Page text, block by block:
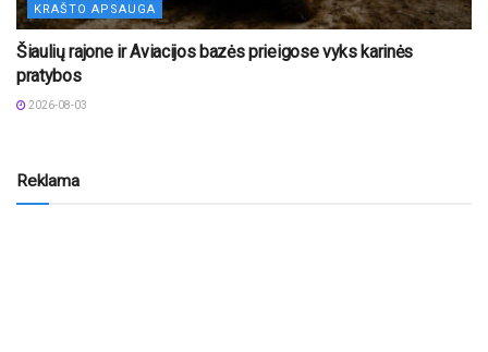
KRAŠTO APSAUGA
Šiaulių rajone ir Aviacijos bazės prieigose vyks karinės
pratybos
2026-08-03
Reklama